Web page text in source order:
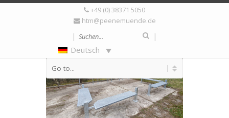
+49 (0) 38371 5050
htm@peenemuende.de
|
|
Deutsch